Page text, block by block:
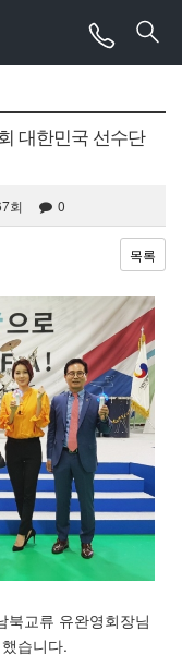
대한민국 선수단
회 0
목록
북교류 유완영회장님
습니다.